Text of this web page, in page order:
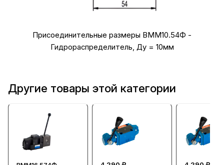
Присоединительные размеры ВММ10.54Ф -
Гидрораспределитель, Ду = 10мм
Другие товары этой категории